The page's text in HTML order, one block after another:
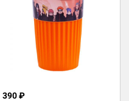
390 ₽